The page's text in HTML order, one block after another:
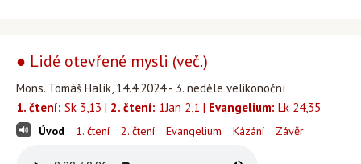
● Lidé otevřené mysli (več.)
Mons. Tomáš Halík, 14.4.2024 - 3. neděle velikonoční
1. čtení: Sk 3,13 | 2. čtení: 1Jan 2,1 | Evangelium: Lk 24,35
Úvod 1. čtení 2. čtení Evangelium Kázání Závěr